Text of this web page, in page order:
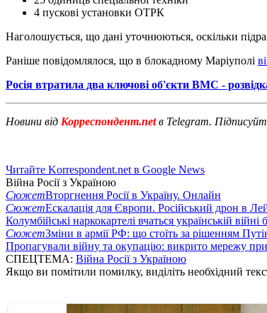
4 пускові установки ОТРК
Наголошується, що дані уточнюються, оскільки
Раніше повідомлялося, що в блокадному Маріуполі
Росія втратила два ключові об'єкти ВМС -
Новини від Корреспондент.netв Telegram.
Читайте Korrespondent.net в Google News
Війна Росії з Україною
СюжетВторгнення Росії в Україну. Онлайн
СюжетЕскалація для Європи. Російський дрон в
Колумбійські наркокартелі вчаться українській війні
СюжетЗміни в армії РФ: що стоїть за рішенням
Пропагували війну та окупацію: викрито мережу
СПЕЦТЕМА: Війна Росії з Україною
Якщо ви помітили помилку, виділіть необхідний